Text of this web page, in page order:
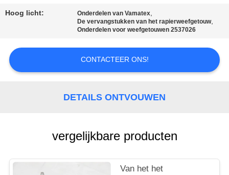
AAN
SITEMAP
Hoog licht: Onderdelen van Vamatex,
De vervangstukken van het rapierweefgetouw,
Onderdelen voor weefgetouwen 2537026
CONTACTEER ONS!
DETAILS ONTVOUWEN
vergelijkbare producten
Van het het